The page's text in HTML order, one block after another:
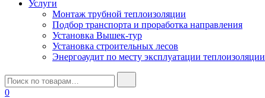
Услуги
Монтаж трубной теплоизоляции
Подбор транспорта и проработка направления
Установка Вышек-тур
Установка строительных лесов
Энергоаудит по месту эксплуатации теплоизоляции
Искать:
0